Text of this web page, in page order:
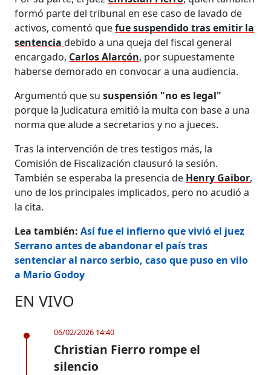
formó parte del tribunal en ese caso de lavado de
activos, comentó quefue suspendido tras emitir la
sentenciadebido a una queja del fiscal general
encargado, Carlos Alarcón, por supuestamente
haberse demorado en convocar a una audiencia.
Argumentó que sususpensión "no es legal"
porque la Judicatura emitió la multa con base a una
norma que alude a secretarios y no a jueces.
Tras la intervención de tres testigos más, la
Comisión de Fiscalización clausuró la sesión.
También se esperaba la presencia de Henry Gaibor,
uno de los principales implicados, pero no acudió a
la cita.
Lea también:Así fue el infierno que vivió el juez
Serrano antes de abandonar el país tras
sentenciar al narco serbio, caso que puso en vilo
a Mario Godoy
EN VIVO
06/02/2026 14:40
Christian Fierro rompe el
silencio